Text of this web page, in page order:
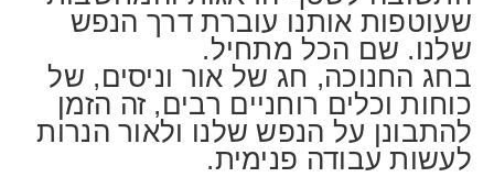
שעוטפות אותנו עוברת דרך הנפש
שלנו. שם הכל מתחיל.
בחג החנוכה, חג של אור וניסים, של
כוחות וכלים רוחניים רבים, זה הזמן
להתבונן על הנפש שלנו ולאור הנרות
לעשות עבודה פנימית.